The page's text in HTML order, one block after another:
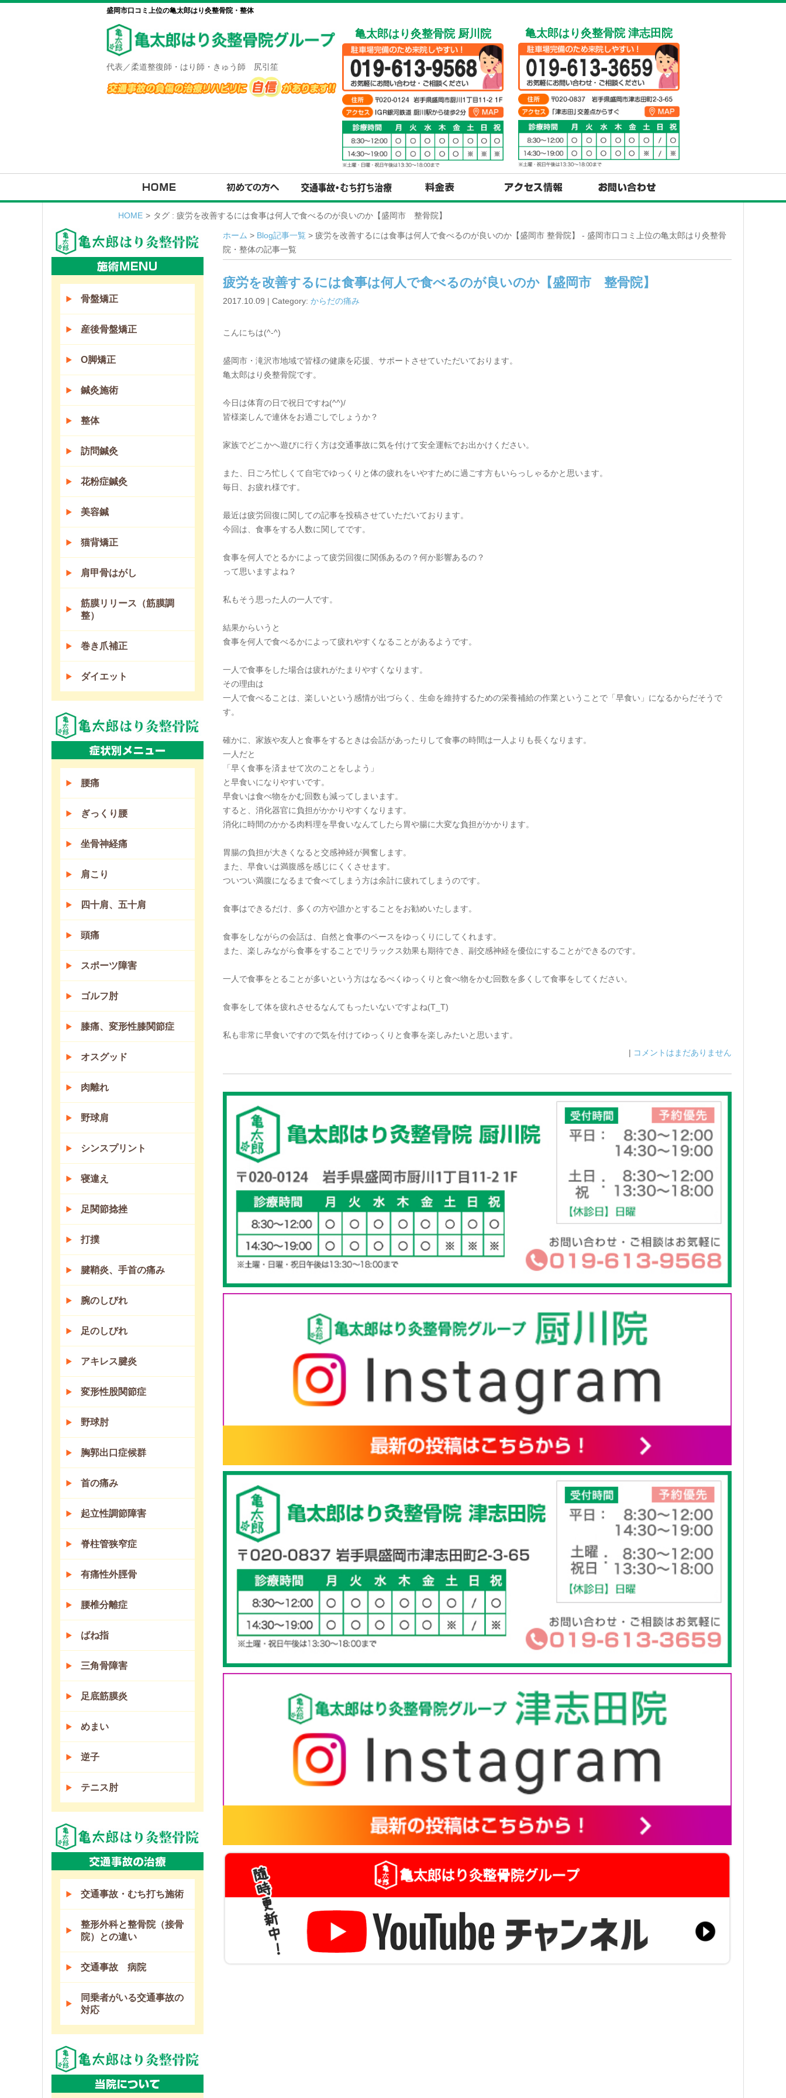
盛岡市口コミ上位の亀太郎はり灸整骨院・整体
代表／柔道整復師・はり師・きゅう師 尻引笙
亀太郎はり灸整骨院 厨川院 亀太郎はり灸整骨院 津志田院
HOME > タグ : 疲労を改善するには食事は何人で食べるのが良いのか【盛岡市 整骨院】
ホーム > Blog記事一覧 > 疲労を改善するには食事は何人で食べるのが良いのか【盛岡市 整骨院】 - 盛岡市口コミ上位の亀太郎はり灸整骨
院・整体の記事一覧
疲労を改善するには食事は何人で食べるのが良いのか【盛岡市 整骨院】
2017.10.09 | Category: からだの痛み
こんにちは(^-^)
盛岡市・滝沢市地域で皆様の健康を応援、サポートさせていただいております。
亀太郎はり灸整骨院です。
今日は体育の日で祝日ですね(^^)/
皆様楽しんで連休をお過ごしでしょうか？
家族でどこかへ遊びに行く方は交通事故に気を付けて安全運転でお出かけください。
また、日ごろ忙しくて自宅でゆっくりと体の疲れをいやすために過ごす方もいらっしゃるかと思います。
毎日、お疲れ様です。
最近は疲労回復に関しての記事を投稿させていただいております。
今回は、食事をする人数に関してです。
食事を何人でとるかによって疲労回復に関係あるの？何か影響あるの？
って思いますよね？
私もそう思った人の一人です。
結果からいうと
食事を何人で食べるかによって疲れやすくなることがあるようです。
一人で食事をした場合は疲れがたまりやすくなります。
その理由は
一人で食べることは、楽しいという感情が出づらく、生命を維持するための栄養補給の作業ということで「早食い」になるからだそうで
す。
確かに、家族や友人と食事をするときは会話があったりして食事の時間は一人よりも長くなります。
一人だと
「早く食事を済ませて次のことをしよう」
と早食いになりやすいです。
早食いは食べ物をかむ回数も減ってしまいます。
すると、消化器官に負担がかかりやすくなります。
消化に時間のかかる肉料理を早食いなんてしたら胃や腸に大変な負担がかかります。
胃腸の負担が大きくなると交感神経が興奮します。
また、早食いは満腹感を感じにくくさせます。
ついつい満腹になるまで食べてしまう方は余計に疲れてしまうのです。
食事はできるだけ、多くの方や誰かとすることをお勧めいたします。
食事をしながらの会話は、自然と食事のペースをゆっくりにしてくれます。
また、楽しみながら食事をすることでリラックス効果も期待でき、副交感神経を優位にすることができるのです。
一人で食事をとることが多いという方はなるべくゆっくりと食べ物をかむ回数を多くして食事をしてください。
食事をして体を疲れさせるなんてもったいないですよね(T_T)
私も非常に早食いですので気を付けてゆっくりと食事を楽しみたいと思います。
| コメントはまだありません
骨盤矯正
産後骨盤矯正
O脚矯正
鍼灸施術
整体
訪問鍼灸
花粉症鍼灸
美容鍼
猫背矯正
肩甲骨はがし
筋膜リリース（筋膜調
整）
巻き爪補正
ダイエット
腰痛
ぎっくり腰
坐骨神経痛
肩こり
四十肩、五十肩
頭痛
スポーツ障害
ゴルフ肘
膝痛、変形性膝関節症
オスグッド
肉離れ
野球肩
シンスプリント
寝違え
足関節捻挫
打撲
腱鞘炎、手首の痛み
腕のしびれ
足のしびれ
アキレス腱炎
変形性股関節症
野球肘
胸郭出口症候群
首の痛み
起立性調節障害
脊柱管狭窄症
有痛性外脛骨
腰椎分離症
ばね指
三角骨障害
足底筋膜炎
めまい
逆子
テニス肘
交通事故・むち打ち施術
整形外科と整骨院（接骨
院）との違い
交通事故 病院
同乗者がいる交通事故の
対応